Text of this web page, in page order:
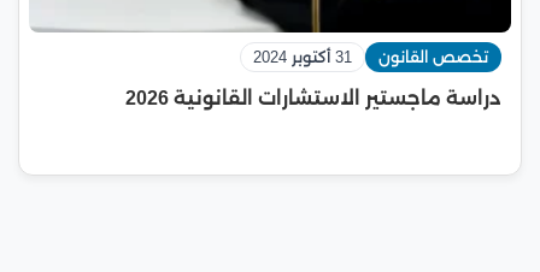
تخصص القانون 31 أكتوبر 2024
دراسة ماجستير الاستشارات القانونية 2026